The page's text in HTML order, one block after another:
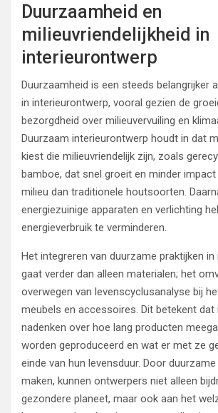
Duurzaamheid en
milieuvriendelijkheid in
interieurontwerp
Duurzaamheid is een steeds belangrijker
in interieurontwerp, vooral gezien de
bezorgdheid over milieuvervuiling en
Duurzaam interieurontwerp houdt in dat
kiest die milieuvriendelijk zijn, zoals
bamboe, dat snel groeit en minder
milieu dan traditionele houtsoorten.
energiezuinige apparaten en verlichting
energieverbruik te verminderen.
Het integreren van duurzame praktijken
gaat verder dan alleen materialen; het
overwegen van levenscyclusanalyse bij
meubels en accessoires. Dit betekent
nadenken over hoe lang producten
worden geproduceerd en wat er met ze
einde van hun levensduur. Door
maken, kunnen ontwerpers niet alleen
gezondere planeet, maar ook aan het